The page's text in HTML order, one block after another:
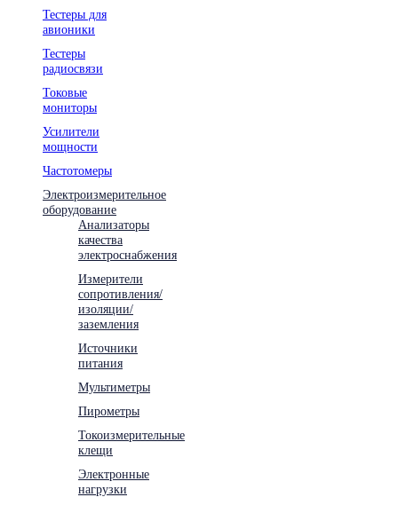
Тестеры для
авионики
Тестеры
радиосвязи
Токовые
мониторы
Усилители
мощности
Частотомеры
Электроизмерительное
оборудование
Анализаторы
качества
электроснабжения
Измерители
сопротивления/
изоляции/
заземления
Источники
питания
Мультиметры
Пирометры
Токоизмерительные
клещи
Электронные
нагрузки